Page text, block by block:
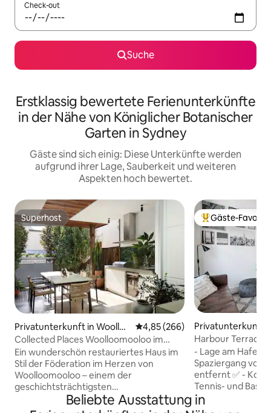
Check-out
Suche
Erstklassig bewertete Ferienunterkünfte
in der Nähe von Königlicher Botanischer
Garten in Sydney
Gäste sind sich einig: Diese Unterkünfte werden
aufgrund ihrer Lage, Sauberkeit und weiteren
Aspekten hoch bewertet.
Superhost
Superhost
Privatunterkunft in Woolloo
mooloo
Durchschnittliche Bewertung:
4,85 (266)
Collected Places Woolloomooloo im
Herzen von Syd
Ein wunderschön restauriertes Haus im
Stil der Föderation im Herzen von
Woolloomooloo – einem der
geschichtsträchtigsten
Innenstadtviertel Sydneys. Drei Etagen
mit designorientiertem Wohnen, einer
Beliebter Gäste-
Gäste-Favorit
Privatunterkunft
mooloo
Harbour Terrace
Woolloomooloo
- Lage am Hafen,
Spaziergang von
entfernt ✅ -
Tennis- und
Größe, 1
Tennisschlägern
Beliebte Ausstattung in